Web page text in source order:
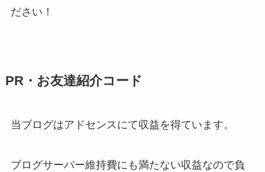
ださい！
PR・お友達紹介コード
当ブログはアドセンスにて収益を得ています。
ブログサーバー維持費にも満たない収益なので負